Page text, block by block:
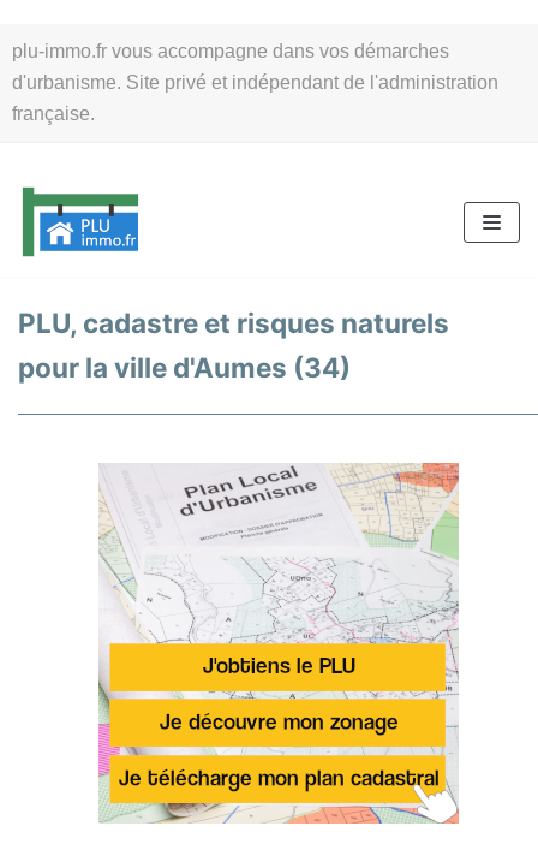
plu-immo.fr vous accompagne dans vos démarches
d'urbanisme. Site privé et indépendant de l'administration
française.
au
contenu
PLU, cadastre et risques naturels
pour la ville d'Aumes (34)